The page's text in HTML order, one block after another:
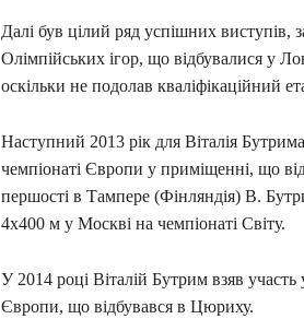
Далі був цілий ряд успішних
Олімпійських ігор, що відбувалися у
оскільки не подолав кваліфікаційний
Наступний 2013 рік для Віталія
чемпіонаті Європи у приміщенні, що
першості в Тампере (Фінляндія) В.
4х400 м у Москві на чемпіонаті Світу.
У 2014 році Віталій Бутрим взяв
Європи, що відбувався в Цюриху.